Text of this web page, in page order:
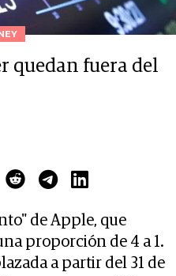
quedan fuera del
de Apple, que
proporción de 4 a 1.
a partir del 31 de